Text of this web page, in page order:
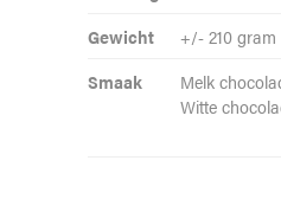
Gewicht
+/- 210 gram
Smaak
Melk
Witte